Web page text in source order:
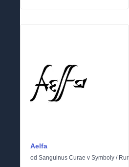
Aelfa
od Sanguinus Curae v Symboly /